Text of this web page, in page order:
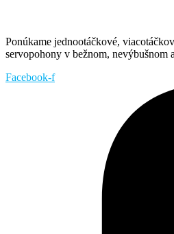
Ponúkame jednootáčkové,
servopohony v bežnom, nevýbušnom
Facebook-f